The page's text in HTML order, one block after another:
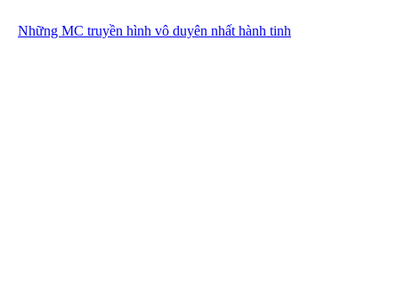
Những MC truyền hình vô duyên nhất hành tinh